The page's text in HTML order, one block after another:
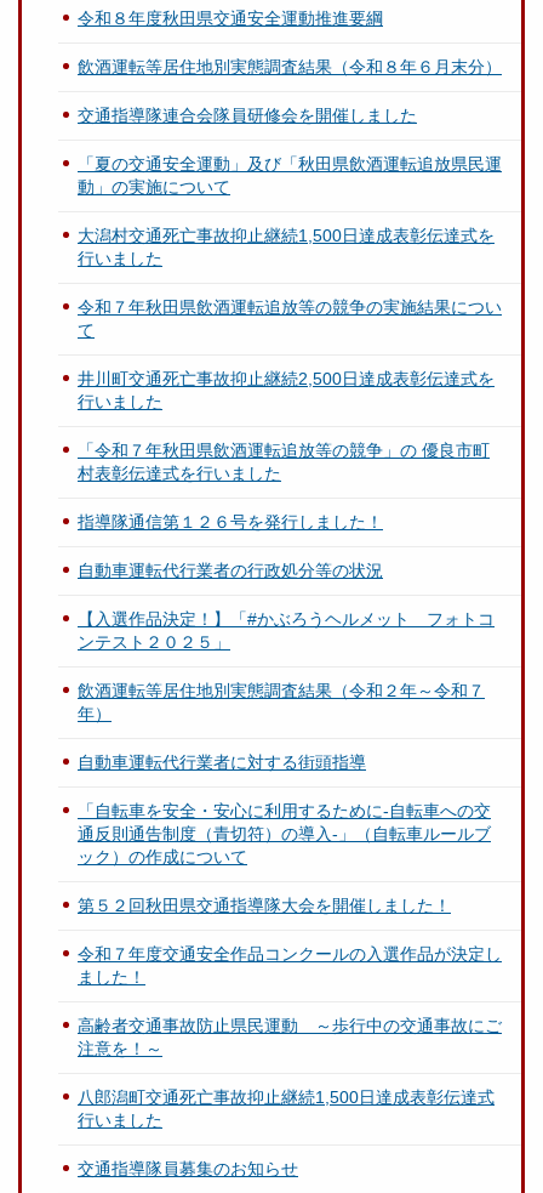
令和８年度秋田県交通安全運動推進要綱
飲酒運転等居住地別実態調査結果（令和８年６月末分）
交通指導隊連合会隊員研修会を開催しました
「夏の交通安全運動」及び「秋田県飲酒運転追放県民運
動」の実施について
大潟村交通死亡事故抑止継続1,500日達成表彰伝達式を
行いました
令和７年秋田県飲酒運転追放等の競争の実施結果につい
て
井川町交通死亡事故抑止継続2,500日達成表彰伝達式を
行いました
「令和７年秋田県飲酒運転追放等の競争」の 優良市町
村表彰伝達式を行いました
指導隊通信第１２６号を発行しました！
自動車運転代行業者の行政処分等の状況
【入選作品決定！】「#かぶろうヘルメット フォトコ
ンテスト２０２５」
飲酒運転等居住地別実態調査結果（令和２年～令和７
年）
自動車運転代行業者に対する街頭指導
「自転車を安全・安心に利用するために-自転車への交
通反則通告制度（青切符）の導入-」（自転車ルールブ
ック）の作成について
第５２回秋田県交通指導隊大会を開催しました！
令和７年度交通安全作品コンクールの入選作品が決定し
ました！
高齢者交通事故防止県民運動 ～歩行中の交通事故にご
注意を！～
八郎潟町交通死亡事故抑止継続1,500日達成表彰伝達式
行いました
交通指導隊員募集のお知らせ